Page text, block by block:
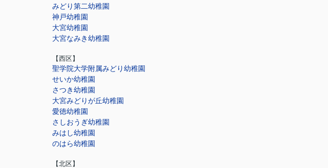
みどり第二幼稚園
神戸幼稚園
大宮幼稚園
大宮なみき幼稚園
【西区】
聖学院大学附属みどり幼稚園
せいか幼稚園
さつき幼稚園
大宮みどりが丘幼稚園
愛徳幼稚園
さしおうぎ幼稚園
みはし幼稚園
のはら幼稚園
【北区】